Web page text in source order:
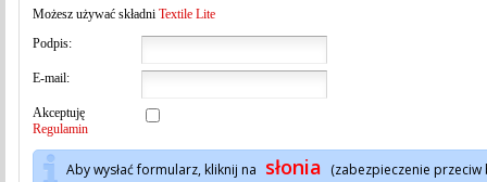
Możesz używać składni Textile Lite
Podpis:
E-mail:
Akceptuję
Regulamin
Aby wysłać formularz, kliknij na słonia (zabezpieczenie przeciw